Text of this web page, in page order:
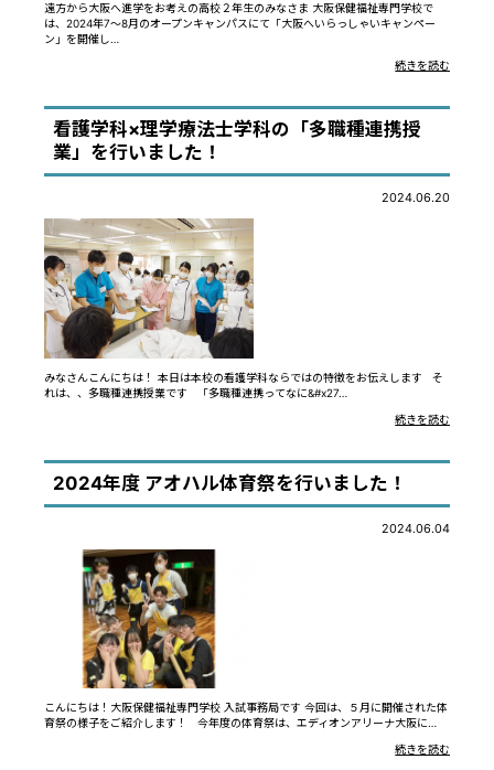
遠方から大阪へ進学をお考えの高校２年生のみなさま 大阪保健福祉専門学校で
は、2024年7～8月のオープンキャンパスにて「大阪へいらっしゃいキャンペー
ン」を開催し…
続きを読む
看護学科×理学療法士学科の「多職種連携授
業」を行いました！
2024.06.20
みなさんこんにちは！ 本日は本校の看護学科ならではの特徴をお伝えします そ
れは、、多職種連携授業です 「多職種連携ってなに&#x27…
続きを読む
2024年度 アオハル体育祭を行いました！
2024.06.04
こんにちは！大阪保健福祉専門学校 入試事務局です 今回は、５月に開催された体
育祭の様子をご紹介します！ 今年度の体育祭は、エディオンアリーナ大阪に…
続きを読む